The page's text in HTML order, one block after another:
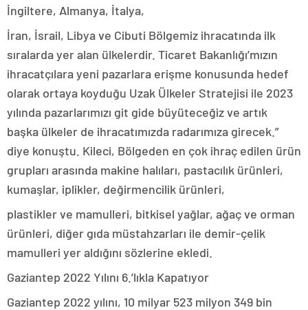
İngiltere, Almanya, İtalya,
İran, İsrail, Libya ve Cibuti Bölgemiz ihracatında ilk
sıralarda yer alan ülkelerdir. Ticaret Bakanlığı’mızın
ihracatçılara yeni pazarlara erişme konusunda hedef
olarak ortaya koyduğu Uzak Ülkeler Stratejisi ile 2023
yılında pazarlarımızı git gide büyüteceğiz ve artık
başka ülkeler de ihracatımızda radarımıza girecek.”
diye konuştu. Kileci, Bölgeden en çok ihraç edilen ürün
grupları arasında makine halıları, pastacılık ürünleri,
kumaşlar, iplikler, değirmencilik ürünleri,
plastikler ve mamulleri, bitkisel yağlar, ağaç ve orman
ürünleri, diğer gıda müstahzarları ile demir-çelik
mamulleri yer aldığını sözlerine ekledi.
Gaziantep 2022 Yılını 6.’lıkla Kapatıyor
Gaziantep 2022 yılını, 10 milyar 523 milyon 349 bin